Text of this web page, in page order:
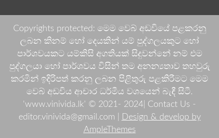
Copyrights protected: මෙම වෙබ් අඩවියේ පළකරනු
ලබන කිනම් හෝ දෙයකින් යම් පුද්ගලයකුට හෝ
පාර්ශවයකට යම්කිසි අගතියක් සිදුවන්නේ නම් එම
පුද්ගලයා හෝ පාර්ශවය විසින් තම අනන්‍යතාව තහවුරු
කරමින් ඉදිරිපත් කරනු ලබන පිළිතුරු පළකිරීමට මෙම
වෙබ් අඩවිය ආචාර ධර්මීය වශයෙන් බැඳී සිටී.
'www.vinivida.lk' © 2021- 2024| Contact Us -
editor.vinivida@gmail.com |
Design & develop by
AmpleThemes